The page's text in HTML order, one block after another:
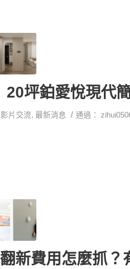
20坪鉑愛悅現代
片交流, 最新消息 / 通過：
新費用怎麼抓？